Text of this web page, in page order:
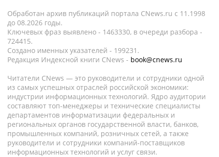
Обработан архив публикаций портала CNews.ru c 11.1998
до 08.2026 годы.
Ключевых фраз выявлено - 1463330, в очереди разбора -
724415.
Создано именных указателей - 199231.
Редакция Индексной книги CNews - book@cnews.ru
Читатели CNews — это руководители и сотрудники одной
из самых успешных отраслей российской экономики:
индустрии информационных технологий. Ядро аудитории
составляют топ-менеджеры и технические специалисты
департаментов информатизации федеральных и
региональных органов государственной власти, банков,
промышленных компаний, розничных сетей, а также
руководители и сотрудники компаний-поставщиков
информационных технологий и услуг связи.